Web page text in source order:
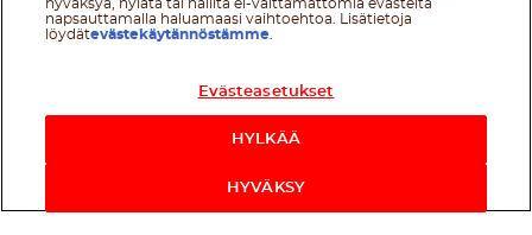
hyväksyä, hylätä tai hallita ei-välttämättömiä evästeitä
napsauttamalla haluamaasi vaihtoehtoa. Lisätietoja
löydätevästekäytännöstämme
Evästeasetukset
HYLKÄÄ
HYVÄKSY